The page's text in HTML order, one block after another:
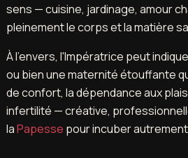
sens — cuisine, jardinage, amour
pleinement le corps et la matière
À l'envers, l'Impératrice peut
ou bien une maternité étouffante
de confort, la dépendance aux
infertilité — créative,
laPapesse pour incuber